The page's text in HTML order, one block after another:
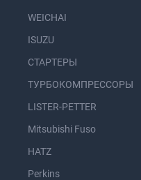
WEICHAI
ISUZU
СТАРТЕРЫ
ТУРБОКОМПРЕССОРЫ
LISTER-PETTER
Mitsubishi Fuso
HATZ
Perkins